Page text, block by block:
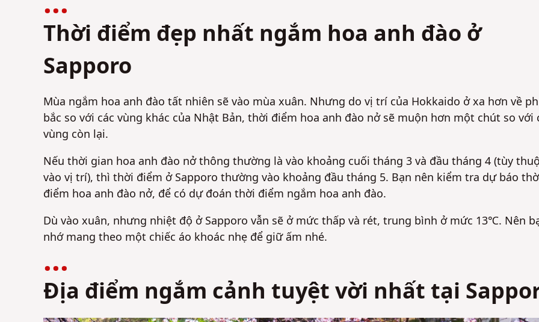
Thời điểm đẹp nhất ngắm hoa anh đào ở
Sapporo
Mùa ngắm hoa anh đào tất nhiên sẽ vào mùa xuân. Nhưng do vị trí của Hokkaido ở xa hơn về
bắc so với các vùng khác của Nhật Bản, thời điểm hoa anh đào nở sẽ muộn hơn một chút so với
vùng còn lại.
Nếu thời gian hoa anh đào nở thông thường là vào khoảng cuối tháng 3 và đầu tháng 4 (tùy
vào vị trí), thì thời điểm ở Sapporo thường vào khoảng đầu tháng 5. Bạn nên kiểm tra dự báo
điểm hoa anh đào nở, để có dự đoán thời điểm ngắm hoa anh đào.
Dù vào xuân, nhưng nhiệt độ ở Sapporo vẫn sẽ ở mức thấp và rét, trung bình ở mức 13℃. Nên
nhớ mang theo một chiếc áo khoác nhẹ để giữ ấm nhé.
Địa điểm ngắm cảnh tuyệt vời nhất tại